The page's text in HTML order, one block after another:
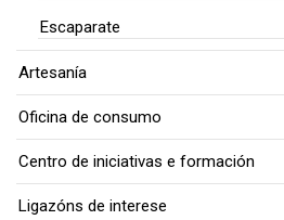
Escaparate
Artesanía
Oficina de consumo
Centro de iniciativas e formación
Ligazóns de interese